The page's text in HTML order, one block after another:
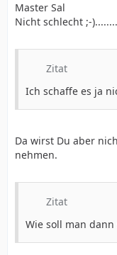
Master Sal
Nicht schlecht ;-)........
Zitat
Ich schaffe es ja
Da wirst Du aber
nehmen.
Zitat
Wie soll man